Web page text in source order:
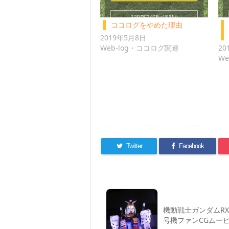
ココログをやめた理由
2019年5月8日
Web-log・ココログ関連
Twitter Facebook
機動戦士ガンダム
号機ファンCGムー